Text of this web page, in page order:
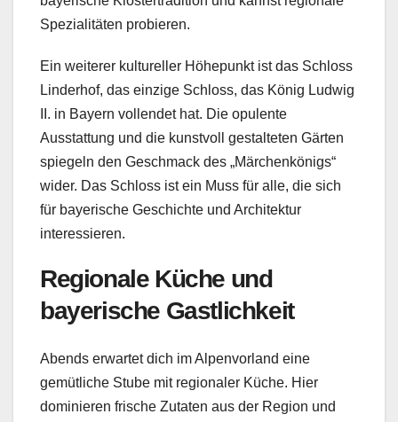
Spezialitäten probieren.
Ein weiterer kultureller Höhepunkt ist das Schloss
Linderhof, das einzige Schloss, das König Ludwig
II. in Bayern vollendet hat. Die opulente
Ausstattung und die kunstvoll gestalteten Gärten
spiegeln den Geschmack des „Märchenkönigs“
wider. Das Schloss ist ein Muss für alle, die sich
für bayerische Geschichte und Architektur
interessieren.
Regionale Küche und
bayerische Gastlichkeit
Abends erwartet dich im Alpenvorland eine
gemütliche Stube mit regionaler Küche. Hier
dominieren frische Zutaten aus der Region und